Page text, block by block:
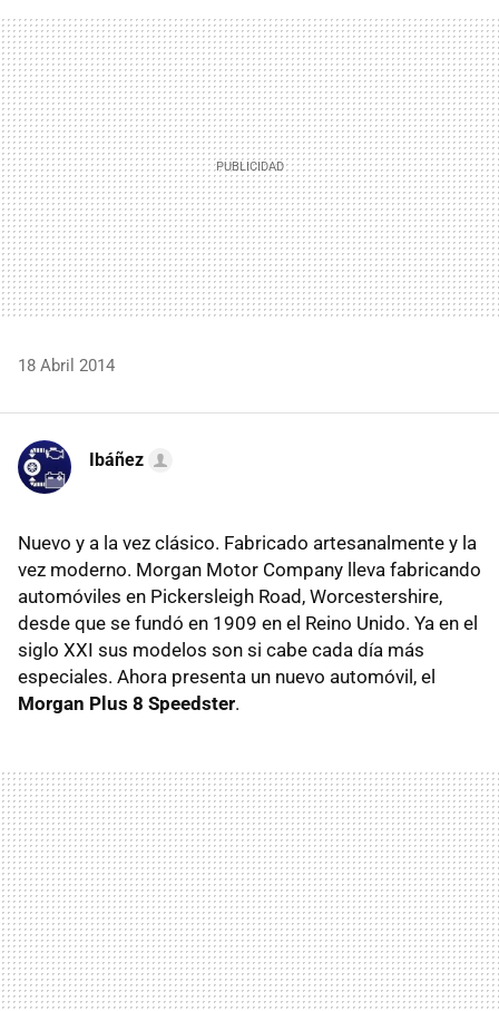
MAIL
18 Abril 2014
Ibáñez
Nuevo y a la vez clásico. Fabricado artesanalmente y la
vez moderno. Morgan Motor Company lleva fabricando
automóviles en Pickersleigh Road, Worcestershire,
desde que se fundó en 1909 en el Reino Unido. Ya en el
siglo XXI sus modelos son si cabe cada día más
especiales. Ahora presenta un nuevo automóvil, el
Morgan Plus 8 Speedster.